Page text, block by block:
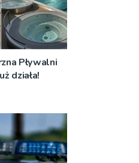
Pływalni
działa!